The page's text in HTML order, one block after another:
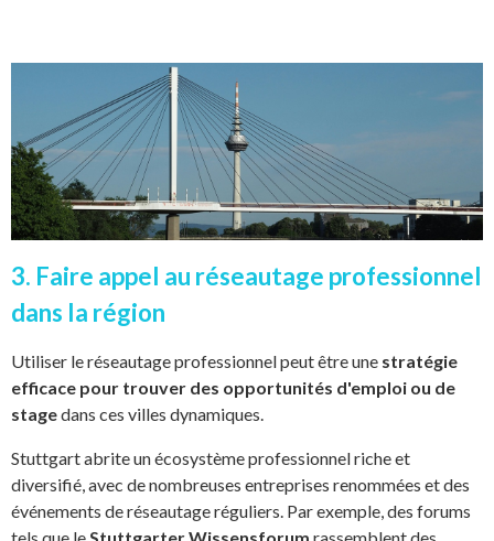
3. Faire appel au réseautage professionnel
dans la région
Utiliser le réseautage professionnel peut être une stratégie
efficace pour trouver des opportunités d'emploi ou de
stagedans ces villes dynamiques.
Stuttgart abrite un écosystème professionnel riche et
diversifié, avec de nombreuses entreprises renommées et des
événements de réseautage réguliers. Par exemple, des forums